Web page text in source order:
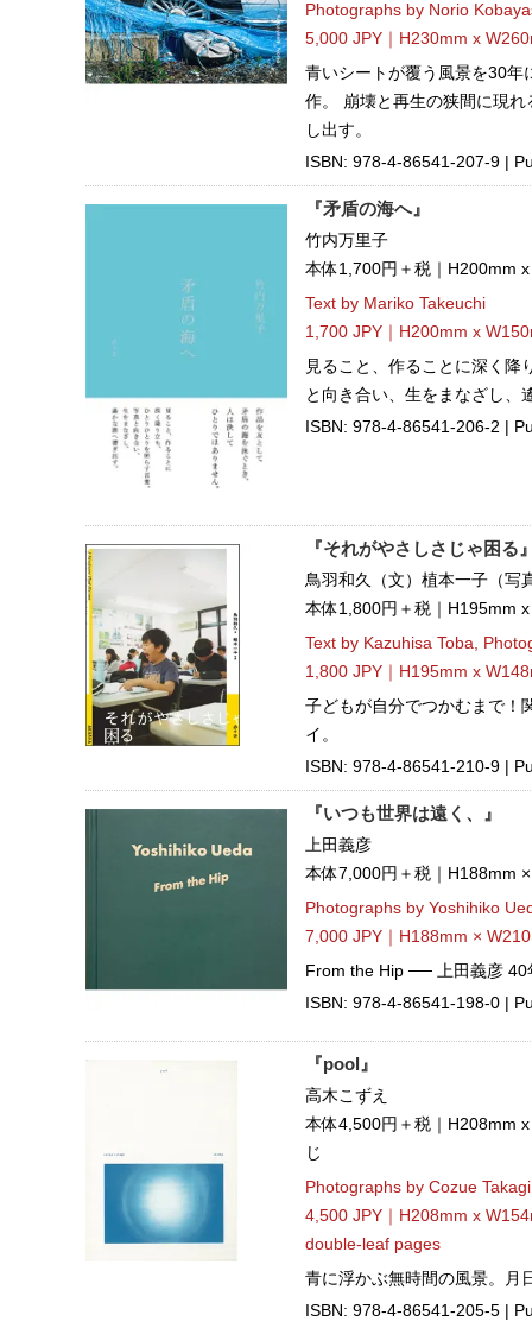
Photographs by Norio
5,000 JPY｜H230mm x
青いシートが覆う風景を30年
作。 崩壊と再生の狭間に現
し出す。
ISBN: 978-4-86541-207-9 |
『矛盾の海へ』
竹内万里子
本体1,700円＋税｜H200mm
Text by Mariko Takeuchi
1,700 JPY｜H200mm x
見ること、作ることに深く降
と向き合い、生をまなざし、
ISBN: 978-4-86541-206-2 |
『それがやさしさじゃ困る
鳥羽和久（文）植本一子（写
本体1,800円＋税｜H195mm
Text by Kazuhisa Toba,
1,800 JPY｜H195mm x
子どもが自分でつかむまで！
イ。
ISBN: 978-4-86541-210-9 |
『いつも世界は遠く、』
上田義彦
本体7,000円＋税｜H188mm
Photographs by Yoshihiko
7,000 JPY｜H188mm ×
From the Hip ── 上田義彦 40
ISBN: 978-4-86541-198-0 |
『pool』
高木こずえ
本体4,500円＋税｜H208mm
じ
Photographs by Cozue Takagi
4,500 JPY｜H208mm x
double-leaf pages
青に浮かぶ無時間の風景。月
ISBN: 978-4-86541-205-5 |